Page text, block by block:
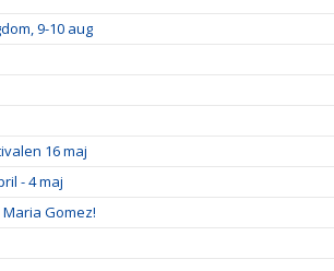
9-10 aug
16 maj
- 4 maj
Gomez!